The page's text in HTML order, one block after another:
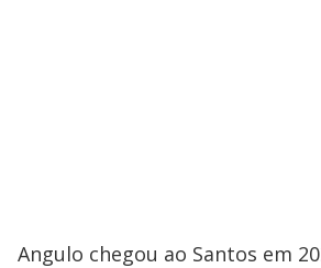
Angulo chegou ao Santos em